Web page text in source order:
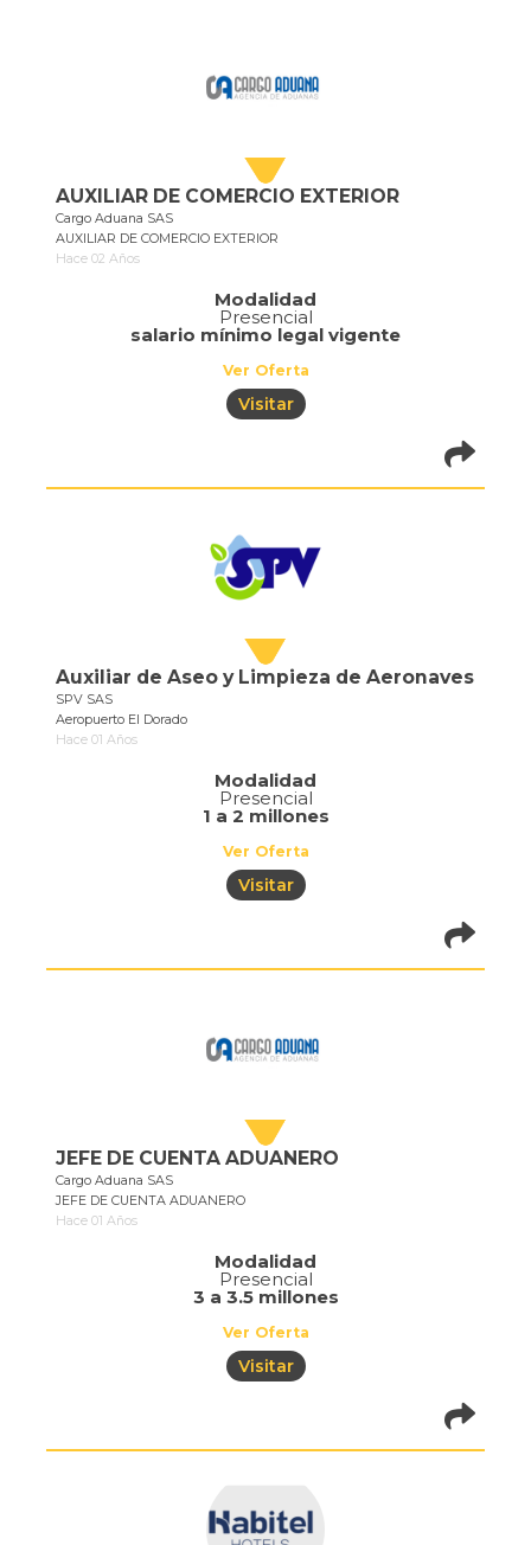
AUXILIAR DE COMERCIO EXTERIOR
Cargo Aduana SAS
AUXILIAR DE COMERCIO EXTERIOR
Hace 02 Años
Modalidad
Presencial
salario mínimo legal vigente
Ver Oferta
Visitar
of=686
Auxiliar de Aseo y Limpieza de Aeronaves
SPV SAS
Aeropuerto El Dorado
Hace 01 Años
Modalidad
Presencial
1 a 2 millones
Ver Oferta
Visitar
JEFE DE CUENTA ADUANERO
Cargo Aduana SAS
JEFE DE CUENTA ADUANERO
Hace 01 Años
Modalidad
Presencial
3 a 3.5 millones
Ver Oferta
Visitar